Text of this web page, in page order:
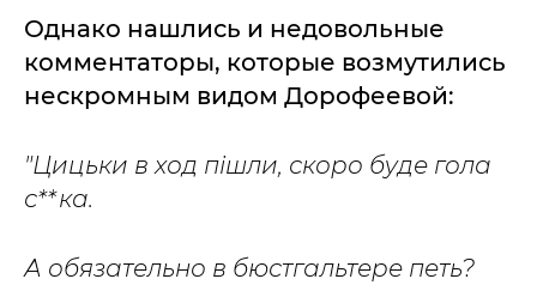
Однако нашлись и недовольные
комментаторы, которые возмутились
нескромным видом Дорофеевой:
"Цицьки в ход пішли, скоро буде гола
с**ка.
А обязательно в бюстгальтере петь?